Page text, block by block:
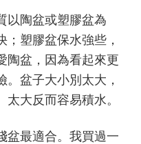
以陶盆或塑膠盆為
塑膠盆保水強些，
陶盆，因為看起來更
盆子大小別太大，
大反而容易積水。
盆最適合。我買過一